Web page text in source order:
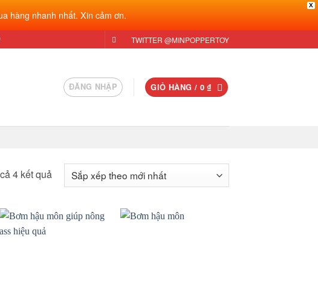
X
hàng nhanh nhất. Xin cảm ơn.
TWITTER @MINPOPPERTOY
ĐĂNG NHẬP GIỎ HÀNG / 0₫
4 kết quảĐã
sắp
theo